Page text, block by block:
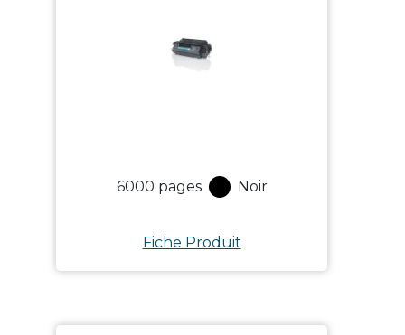
6000 pages Noir
Fiche Produit